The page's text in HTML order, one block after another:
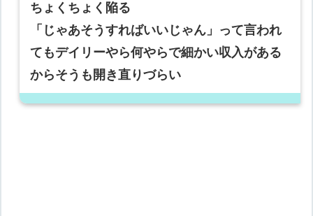
ちょくちょく陥る
「じゃあそうすればいいじゃん」って言われ
てもデイリーやら何やらで細かい収入がある
からそうも開き直りづらい